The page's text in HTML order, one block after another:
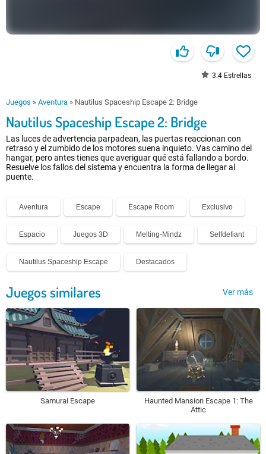
3.4 Estrellas
Juegos » Aventura » Nautilus Spaceship Escape 2: Bridge
Nautilus Spaceship Escape 2: Bridge
Las luces de advertencia parpadean, las puertas reaccionan con
retraso y el zumbido de los motores suena inquieto. Vas camino del
hangar, pero antes tienes que averiguar qué está fallando a bordo.
Resuelve los fallos del sistema y encuentra la forma de llegar al
puente.
Aventura Escape Escape Room Exclusivo
Espacio Juegos 3D Melting-Mindz Selfdefiant
Nautilus Spaceship Escape Destacados
Juegos similares Ver más
Samurai Escape
Haunted Mansion Escape 1: The
Attic